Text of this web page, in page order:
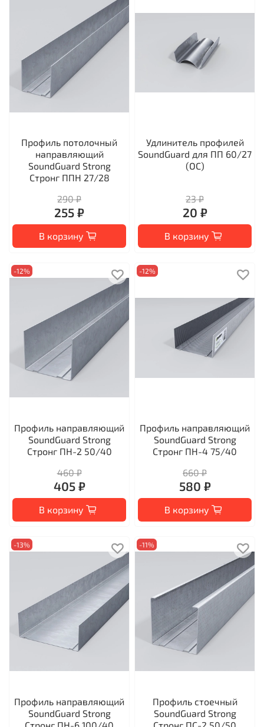
Профиль потолочный
направляющий
SoundGuard Strong
Стронг ППН 27/28
290 ₽
255 ₽
В корзину
Удлинитель профилей
SoundGuard для ПП 60/27
(ОС)
23 ₽
20 ₽
В корзину
-12%
Профиль направляющий
SoundGuard Strong
Стронг ПН-2 50/40
460 ₽
405 ₽
В корзину
-12%
Профиль направляющий
SoundGuard Strong
Стронг ПН-4 75/40
660 ₽
580 ₽
В корзину
-13%
Профиль направляющий
SoundGuard Strong
Стронг ПН-6 100/40
-11%
Профиль стоечный
SoundGuard Strong
Стронг ПС-2 50/50